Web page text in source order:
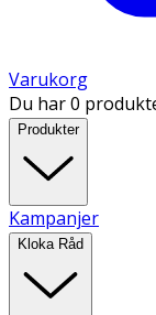
Varukorg
Du har 0
Produkter
Kampanjer
Kloka Råd